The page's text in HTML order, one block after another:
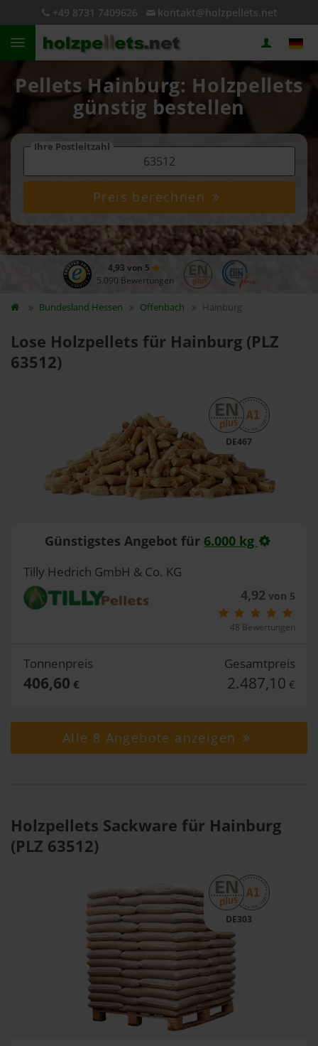
+49 8731 7409626 kontakt@holzpellets.net
Pellets Hainburg: Holzpellets
günstig bestellen
Ihre Postleitzahl
Preis berechnen
4,93 von 5
5.090 Bewertungen
Bundesland Hessen Offenbach Hainburg
Lose Holzpellets für Hainburg (PLZ
63512)
DE467
Günstigstes Angebot für 6.000 kg
Tilly Hedrich GmbH & Co. KG
4,92von 5
48 Bewertungen
Tonnenpreis
406,60 €
Gesamtpreis
2.487,10 €
Alle 8 Angebote anzeigen
Holzpellets Sackware für Hainburg
(PLZ 63512)
DE303